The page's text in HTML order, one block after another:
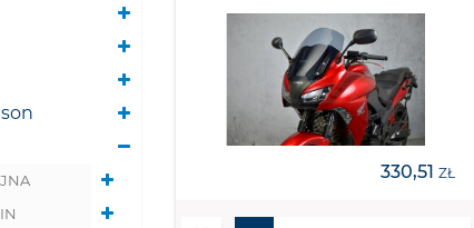
330,51 ZŁ